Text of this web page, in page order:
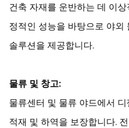
건축 자재를 운반하는 데 이
정적인 성능을 바탕으로 야외
솔루션을 제공합니다.
물류 및 창고:
물류센터 및 물류 야드에서
적재 및 하역을 보장합니다.